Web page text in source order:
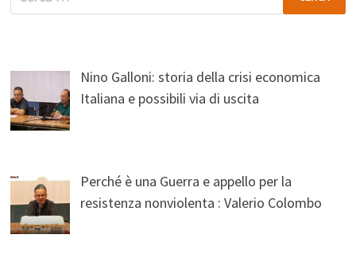
per:
Nino Galloni: storia della crisi economica
Italiana e possibili via di uscita
Perché è una Guerra e appello per la
resistenza nonviolenta : Valerio Colombo